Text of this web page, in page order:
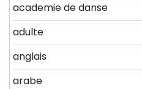
academie de danse
adulte
anglais
arabe